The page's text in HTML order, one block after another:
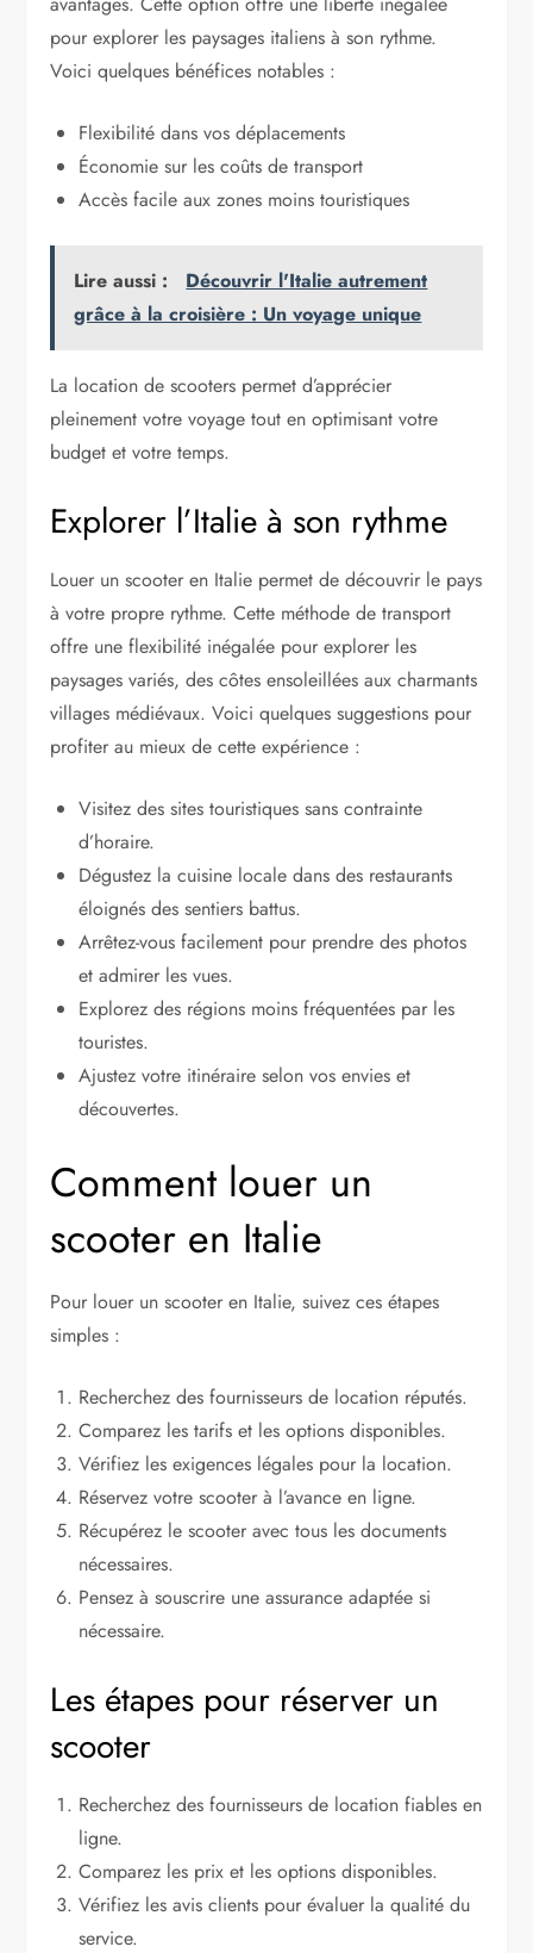
pour explorer les paysages italiens à son rythme.
Voici quelques bénéfices notables :
Flexibilité dans vos déplacements
Économie sur les coûts de transport
Accès facile aux zones moins touristiques
Lire aussi :
Découvrir l'Italie autrement
grâce à la croisière : Un voyage unique
La location de scooters permet d’apprécier
pleinement votre voyage tout en optimisant votre
budget et votre temps.
Explorer l’Italie à son rythme
Louer un scooter en Italie permet de découvrir le pays
à votre propre rythme. Cette méthode de transport
offre une flexibilité inégalée pour explorer les
paysages variés, des côtes ensoleillées aux charmants
villages médiévaux. Voici quelques suggestions pour
profiter au mieux de cette expérience :
Visitez des sites touristiques sans contrainte
d’horaire.
Dégustez la cuisine locale dans des restaurants
éloignés des sentiers battus.
Arrêtez-vous facilement pour prendre des photos
et admirer les vues.
Explorez des régions moins fréquentées par les
touristes.
Ajustez votre itinéraire selon vos envies et
découvertes.
Comment louer un
scooter en Italie
Pour louer un scooter en Italie, suivez ces étapes
simples :
Recherchez des fournisseurs de location réputés.
Comparez les tarifs et les options disponibles.
Vérifiez les exigences légales pour la location.
Réservez votre scooter à l’avance en ligne.
Récupérez le scooter avec tous les documents
nécessaires.
Pensez à souscrire une assurance adaptée si
nécessaire.
Les étapes pour réserver un
scooter
Recherchez des fournisseurs de location fiables en
ligne.
Comparez les prix et les options disponibles.
Vérifiez les avis clients pour évaluer la qualité du
service.